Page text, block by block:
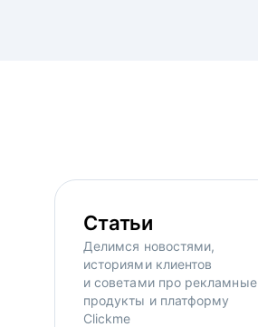
Статьи
Делимся новостями,
историями клиентов
и советами про рекламные
продукты и платформу
Clickme